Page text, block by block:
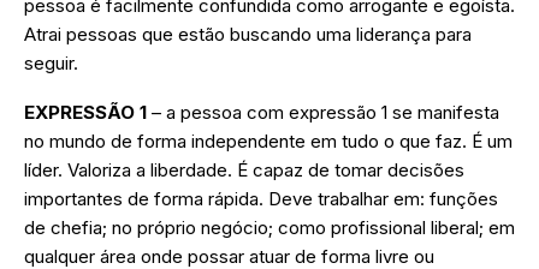
pessoa é facilmente confundida como arrogante e egoísta.
Atrai pessoas que estão buscando uma liderança para
seguir.
EXPRESSÃO 1 – a pessoa com expressão 1 se manifesta
no mundo de forma independente em tudo o que faz. É um
líder. Valoriza a liberdade. É capaz de tomar decisões
importantes de forma rápida. Deve trabalhar em: funções
de chefia; no próprio negócio; como profissional liberal; em
qualquer área onde possar atuar de forma livre ou